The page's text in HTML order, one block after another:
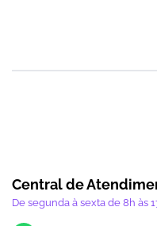
Central de
De segunda à sexta de 8h às